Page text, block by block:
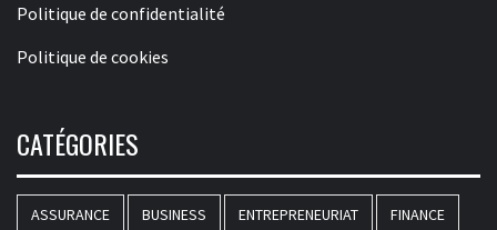
Politique de confidentialité
Politique de cookies
CATÉGORIES
ASSURANCE BUSINESS ENTREPRENEURIAT FINANCE